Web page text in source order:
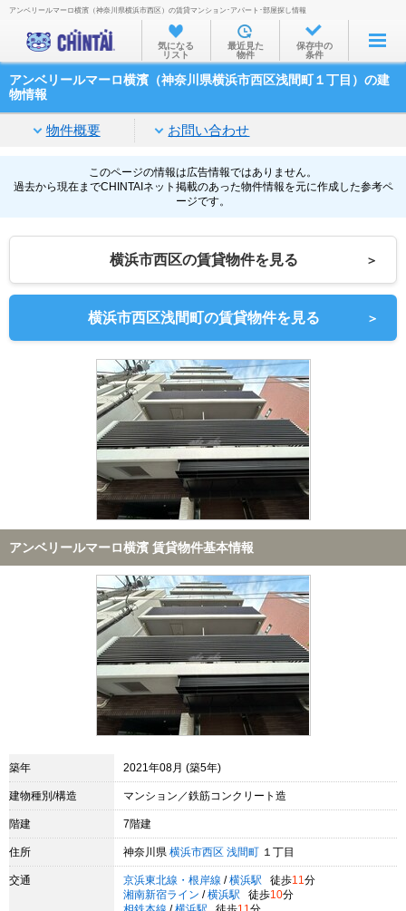
お部屋を探す
沿線・駅から
家賃相場から
物件特集から
TOP
アンベリールマーロ横濱（神奈川県横浜市西区）の賃貸マンション･アパート･部屋探し情報
気になる
リスト
最近見た
物件
保存中の
条件
アンベリールマーロ横濱（神奈川県横浜市西区浅間町１丁目）の建
物情報
物件概要 お問い合わせ
このページの情報は広告情報ではありません。
過去から現在までCHINTAIネット掲載のあった物件情報を元に作成した参考ペ
ージです。
横浜市西区の賃貸物件を見る ＞
横浜市西区浅間町の賃貸物件を見る ＞
アンベリールマーロ横濱 賃貸物件基本情報
築年 2021年08月 (築5年)
建物種別/構造 マンション／鉄筋コンクリート造
階建 7階建
住所 神奈川県 横浜市西区 浅間町 １丁目
交通 京浜東北線・根岸線 / 横浜駅 徒歩11 分
湘南新宿ライン / 横浜駅 徒歩10分